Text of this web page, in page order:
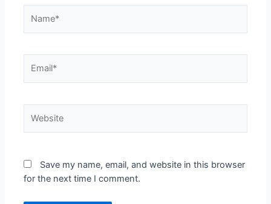
Save my name, email, and website in this browser
for the next time I comment.